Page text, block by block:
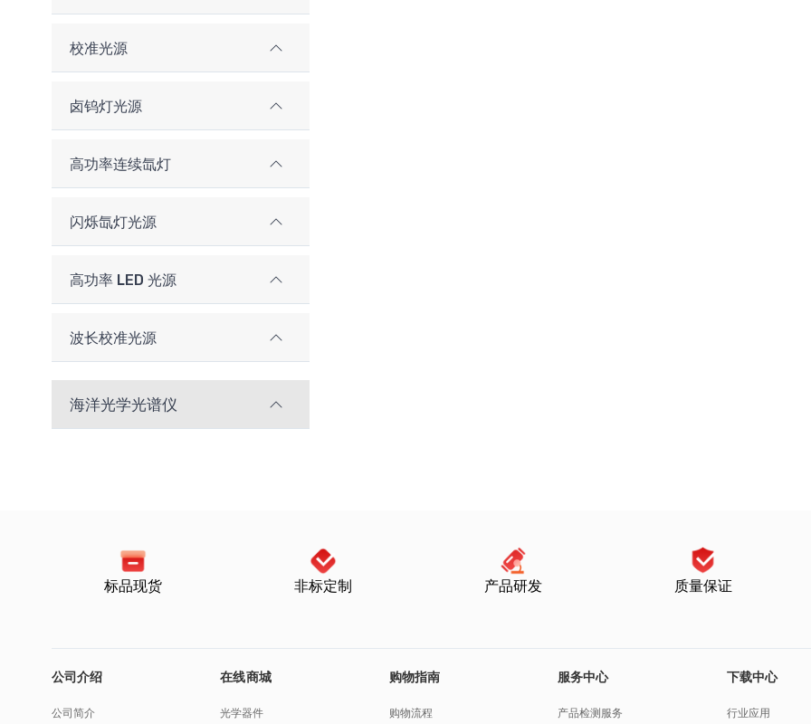
校准光源
卤钨灯光源
高功率连续氙灯
闪烁氙灯光源
高功率 LED 光源
波长校准光源
海洋光学光谱仪
标品现货 非标定制 产品研发 质量保证
公司介绍
公司简介
在线商城
光学器件
购物指南
购物流程
服务中心
产品检测服务
下载中心
行业应用